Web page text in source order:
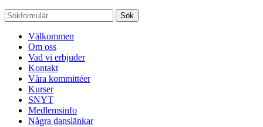
Sök
Välkommen
Om oss
Vad vi erbjuder
Kontakt
Våra kommittéer
Kurser
SNYT
Medlemsinfo
Några danslänkar